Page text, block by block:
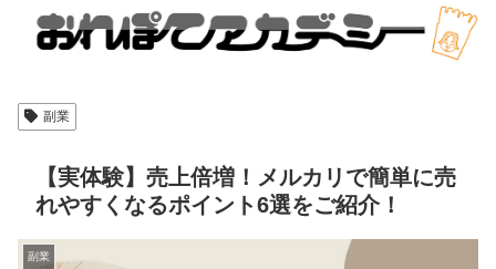
副業
【実体験】売上倍増！メルカリで簡単に売
れやすくなるポイント6選をご紹介！
副業